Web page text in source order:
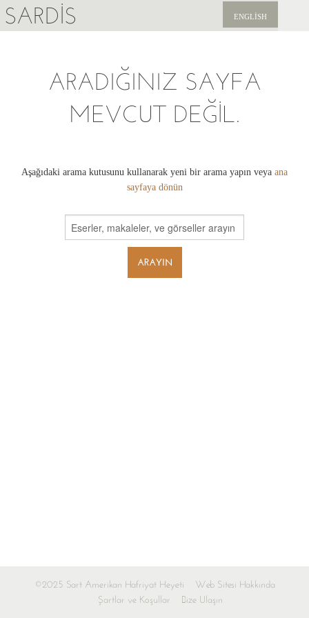
SARDIS ENGLISH
ARADIĞINIZ SAYFA
MEVCUT DEĞIL.
Aşağıdaki arama kutusunu kullanarak yeni bir arama yapın veya ana
sayfaya dönün
©2025 Sart Amerikan Hafriyat Heyeti
Web Sitesi Hakkında
Şartlar ve Koşullar
Bize Ulaşın